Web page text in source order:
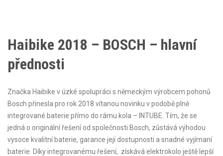
Haibike 2018 – BOSCH – hlavní
přednosti
Značka Haibike v úzké spolupráci s německým výrobcem pohonů
Bosch přinesla pro rok 2018 vítanou novinku v podobě plně
integrované baterie přímo do rámu kola – INTUBE. Tím, že se
jedná o originální řešení od společnosti Bosch, zůstává výhodou
vysoce kvalitní baterie, garance její dostupnosti a snadné vyjímaní
baterie. Díky integrovanému řešení, získává elektrokolo ještě lepší